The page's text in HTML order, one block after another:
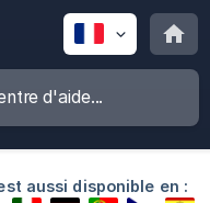
aussi disponible en :